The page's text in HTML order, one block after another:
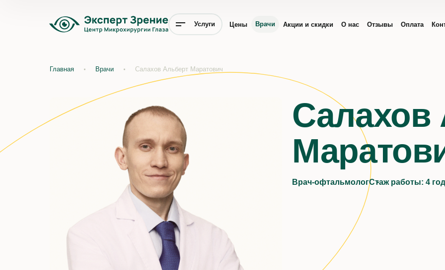
Услуги Цены Врачи Акции и скидки О нас Отзывы Оплата
Главная Врачи Салахов Альберт Маратович
Салахов
Врач-офтальмологСтаж работы: 4